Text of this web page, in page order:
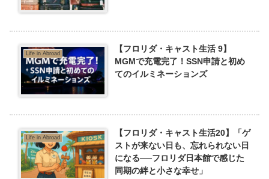
Life in Abroad
【フロリダ・キャスト生活 9】
MGMで充電完了！SSN申請と初め
てのイルミネーションズ
Life in Abroad
【フロリダ・キャスト生活20】「ゲ
ストが来ない日も、忘れられない日
になる──フロリダ日本館で感じた
同期の絆と小さな幸せ」